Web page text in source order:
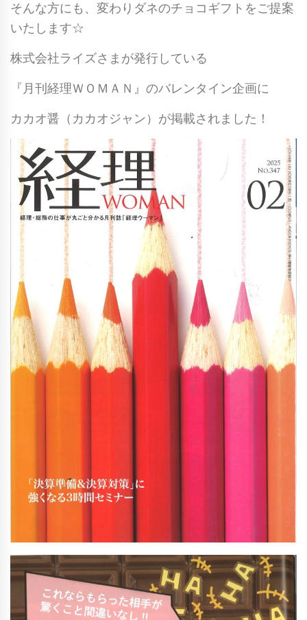
そんな方にも、変わりダネのチョコギフトをご提案
いたします☆
株式会社ライズさまが発行している
『月刊経理ＷＯＭＡＮ』のバレンタイン企画に
カカオ醤（カカオジャン）が掲載されました！